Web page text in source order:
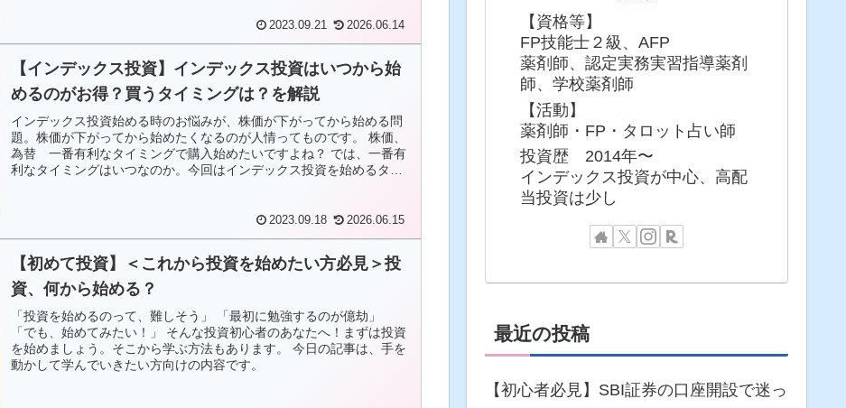
2023.09.21 2026.06.14
【インデックス投資】インデックス投資はいつから始
めるのがお得？買うタイミングは？を解説
インデックス投資始める時のお悩みが、株価が下がってから始める問
題。株価が下がってから始めたくなるのが人情ってものです。 株価、
為替 一番有利なタイミングで購入始めたいですよね？ では、一番有
利なタイミングはいつなのか。今回はインデックス投資を始めるタイ
2023.09.18 2026.06.15
【初めて投資】＜これから投資を始めたい方必見＞投
資、何から始める？
「投資を始めるのって、難しそう」 「最初に勉強するのが億劫」
「でも、始めてみたい！」 そんな投資初心者のあなたへ！まずは投資
を始めましょう。そこから学ぶ方法もあります。 今日の記事は、手を
動かして学んでいきたい方向けの内容です。
【資格等】
FP技能士２級、AFP
薬剤師、認定実務実習指導薬剤
師、学校薬剤師
【活動】
薬剤師・FP・タロット占い師
投資歴 2014年〜
インデックス投資が中心、高配
当投資は少し
最近の投稿
【初心者必見】SBI証券の口座開設で迷っ